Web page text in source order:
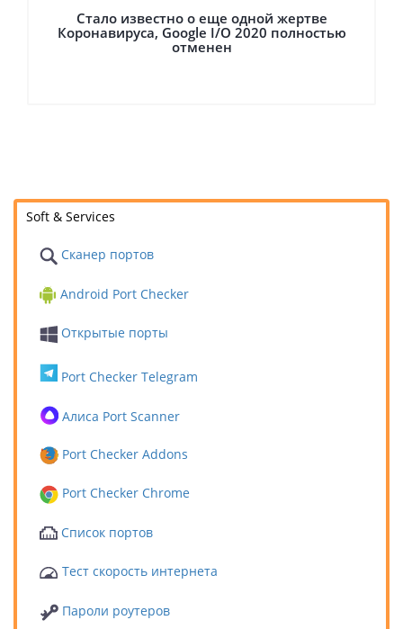
Стало известно о еще одной жертве
Коронавируса, Google I/O 2020 полностью
отменен
Soft & Services
Сканер портов
Android Port Checker
Открытые порты
Port Checker Telegram
Алиса Port Scanner
Port Checker Addons
Port Checker Chrome
Список портов
Тест скорость интернета
Пароли роутеров